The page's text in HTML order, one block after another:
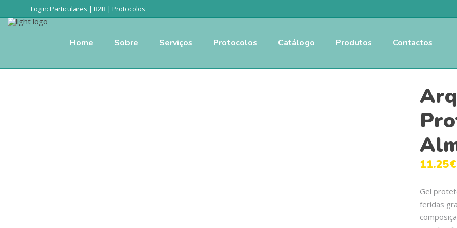
Login: Particulares | B2B | Protocolos
Home Sobre Serviços Protocolos Catálogo Produtos Contactos
11.25€
Gel
feridas